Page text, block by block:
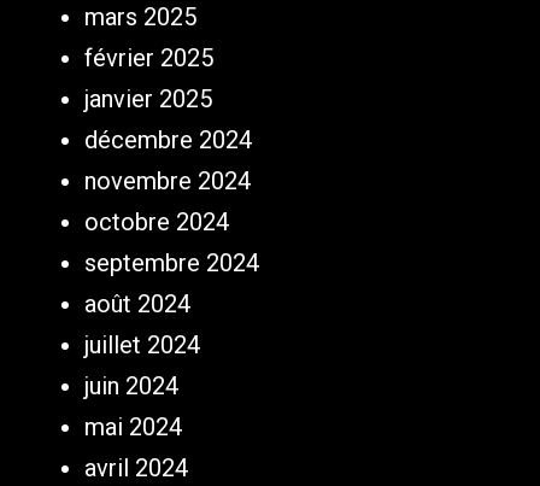
mars 2025
février 2025
janvier 2025
décembre 2024
novembre 2024
octobre 2024
septembre 2024
août 2024
juillet 2024
juin 2024
mai 2024
avril 2024